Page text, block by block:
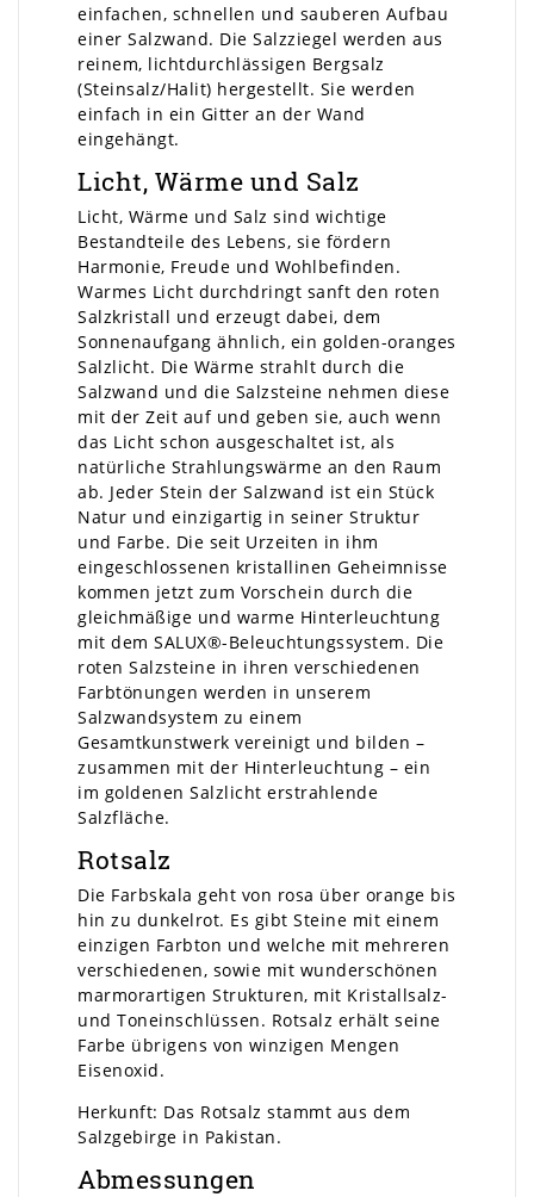
einfachen, schnellen und sauberen Aufbau
einer Salzwand. Die Salzziegel werden aus
reinem, lichtdurchlässigen Bergsalz
(Steinsalz/Halit) hergestellt. Sie werden
einfach in ein Gitter an der Wand
eingehängt.
Licht, Wärme und Salz
Licht, Wärme und Salz sind wichtige
Bestandteile des Lebens, sie fördern
Harmonie, Freude und Wohlbefinden.
Warmes Licht durchdringt sanft den roten
Salzkristall und erzeugt dabei, dem
Sonnenaufgang ähnlich, ein golden-oranges
Salzlicht. Die Wärme strahlt durch die
Salzwand und die Salzsteine nehmen diese
mit der Zeit auf und geben sie, auch wenn
das Licht schon ausgeschaltet ist, als
natürliche Strahlungswärme an den Raum
ab. Jeder Stein der Salzwand ist ein Stück
Natur und einzigartig in seiner Struktur
und Farbe. Die seit Urzeiten in ihm
eingeschlossenen kristallinen Geheimnisse
kommen jetzt zum Vorschein durch die
gleichmäßige und warme Hinterleuchtung
mit dem SALUX®-Beleuchtungssystem. Die
roten Salzsteine in ihren verschiedenen
Farbtönungen werden in unserem
Salzwandsystem zu einem
Gesamtkunstwerk vereinigt und bilden –
zusammen mit der Hinterleuchtung – ein
im goldenen Salzlicht erstrahlende
Salzfläche.
Rotsalz
Die Farbskala geht von rosa über orange bis
hin zu dunkelrot. Es gibt Steine mit einem
einzigen Farbton und welche mit mehreren
verschiedenen, sowie mit wunderschönen
marmorartigen Strukturen, mit Kristallsalz-
und Toneinschlüssen. Rotsalz erhält seine
Farbe übrigens von winzigen Mengen
Eisenoxid.
Herkunft: Das Rotsalz stammt aus dem
Salzgebirge in Pakistan.
Abmessungen